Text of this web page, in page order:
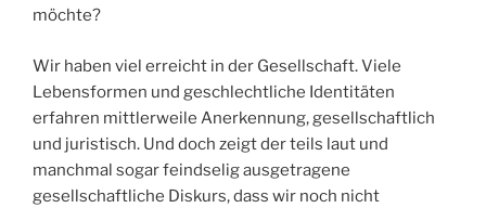
möchte?
Wir haben viel erreicht in der Gesellschaft. Viele
Lebensformen und geschlechtliche Identitäten
erfahren mittlerweile Anerkennung, gesellschaftlich
und juristisch. Und doch zeigt der teils laut und
manchmal sogar feindselig ausgetragene
gesellschaftliche Diskurs, dass wir noch nicht